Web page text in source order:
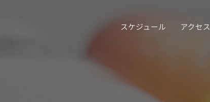
スケジュール アクセス